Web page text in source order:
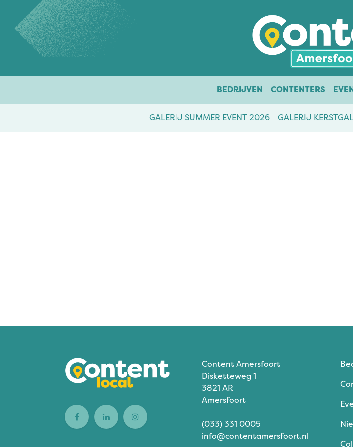
Overslaan naar inhoud
BEDRIJVEN CONTENTERS
GALERIJ SUMMER EVENT 2026 GALERIJ
Content Amersfoort
Disketteweg 1
3821 AR
Amersfoort
(033) 331 0005
info@contentamersfoort.nl